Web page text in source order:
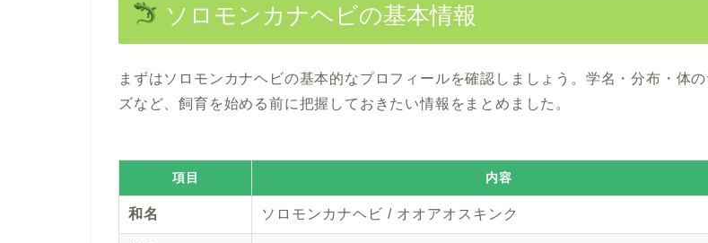
ソロモンカナヘビの基本情報
まずはソロモンカナヘビの基本的なプロフィールを確認しましょう。学名・分布・体の
ズなど、飼育を始める前に把握しておきたい情報をまとめました。
項目 内容
和名 ソロモンカナヘビ / オオアオスキンク